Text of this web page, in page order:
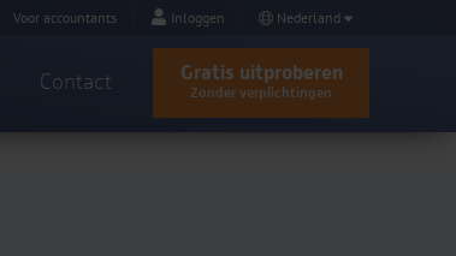
Voor accountants Inloggen Nederland
Gratis uitproberen
Zonder verplichtingen
Contact